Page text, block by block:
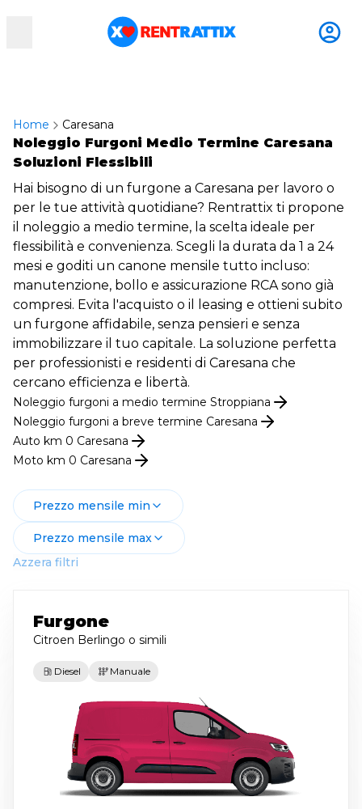
RentRattix
Home Caresana
Noleggio Furgoni Medio Termine Caresana
Soluzioni Flessibili
Hai bisogno di un furgone a Caresana per lavoro o
per le tue attività quotidiane? Rentrattix ti propone
il noleggio a medio termine, la scelta ideale per
flessibilità e convenienza. Scegli la durata da 1 a 24
mesi e goditi un canone mensile tutto incluso:
manutenzione, bollo e assicurazione RCA sono già
compresi. Evita l'acquisto o il leasing e ottieni subito
un furgone affidabile, senza pensieri e senza
immobilizzare il tuo capitale. La soluzione perfetta
per professionisti e residenti di Caresana che
cercano efficienza e libertà.
Noleggio furgoni a medio termine Stroppiana
Noleggio furgoni a breve termine Caresana
Auto km 0 Caresana
Moto km 0 Caresana
Prezzo mensile min
Prezzo mensile max
Azzera filtri
Furgone
Citroen Berlingo o simili
Diesel Manuale